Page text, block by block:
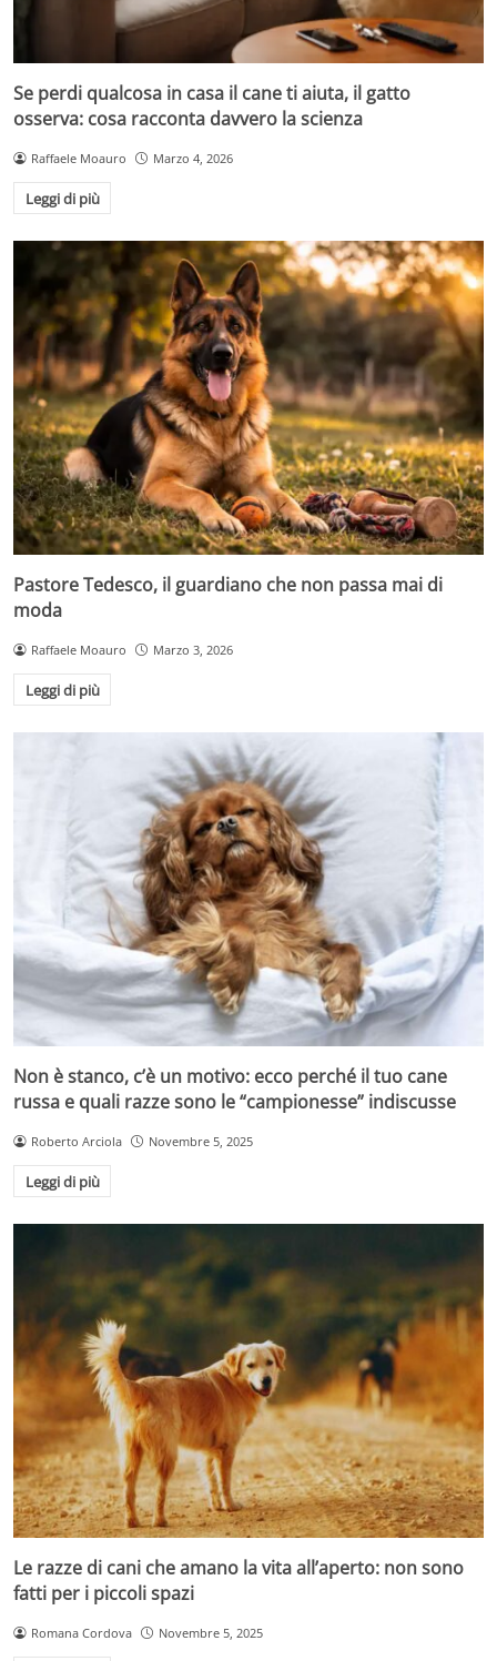
Se perdi qualcosa in casa il cane ti aiuta, il gatto
osserva: cosa racconta davvero la scienza
Raffaele Moauro Marzo 4, 2026
Leggi di più
Pastore Tedesco, il guardiano che non passa mai di
moda
Raffaele Moauro Marzo 3, 2026
Leggi di più
Non è stanco, c’è un motivo: ecco perché il tuo cane
russa e quali razze sono le “campionesse” indiscusse
Roberto Arciola Novembre 5, 2025
Leggi di più
Le razze di cani che amano la vita all’aperto: non sono
fatti per i piccoli spazi
Romana Cordova Novembre 5, 2025